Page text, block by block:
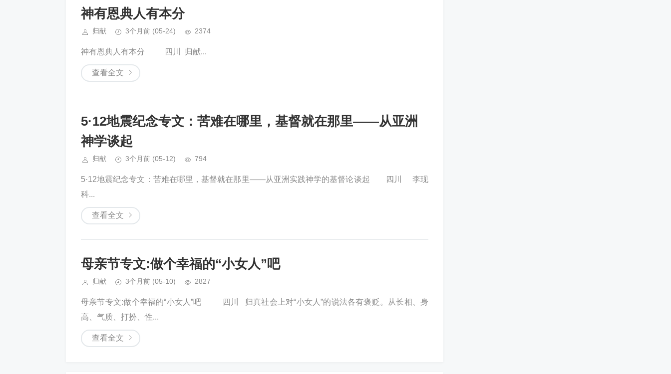
神有恩典人有本分
归献 3个月前 (05-24) 2374
神有恩典人有本分 四川 归献...
查看全文
5·12地震纪念专文：苦难在哪里，基督就在那里——从亚洲
神学谈起
归献 3个月前 (05-12) 794
5·12地震纪念专文：苦难在哪里，基督就在那里——从亚洲实践神学的基督论谈起 四川 李现
科...
查看全文
母亲节专文:做个幸福的“小女人”吧
归献 3个月前 (05-10) 2827
母亲节专文:做个幸福的“小女人”吧 四川 归真社会上对“小女人”的说法各有褒贬。从长相、身
高、气质、打扮、性...
查看全文